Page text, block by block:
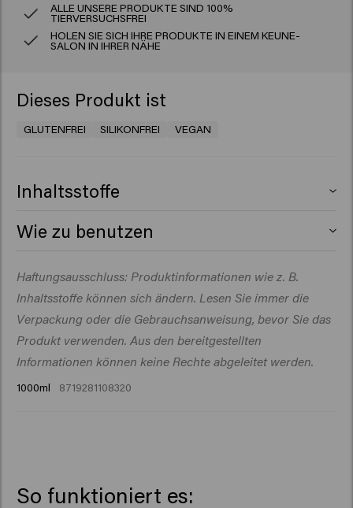
ALLE UNSERE PRODUKTE SIND 100%
TIERVERSUCHSFREI
HOLEN SIE SICH IHRE PRODUKTE IN EINEM KEUNE-
SALON IN IHRER NÄHE
Dieses Produkt ist
GLUTENFREI SILIKONFREI VEGAN
Inhaltsstoffe
Glycerin, Behentrimonium Chloride, Cetrimonium
Butyrospermum Parkii (Shea) Butter, Citric Acid, Sodium
Benzoate, Isopropyl Alcohol, Hydroxypropyl Starch
Phosphate, Tocopheryl Acetate, Opuntia Ficus-Indica
Stem Extract, Disodium Phosphate, Benzyl Salicylate,
Citronellol, Hydroxycitronellal, Limonene, Linalool.
Wie zu benutzen
geben. Den Conditioner ein bis drei Minuten einwirken
lassen. Gründlich ausspülen.
Haftungsausschluss: Produktinformationen wie z. B.
Inhaltsstoffe können sich ändern. Lesen Sie immer die
Verpackung oder die Gebrauchsanweisung, bevor Sie das
Produkt verwenden. Aus den bereitgestellten
Informationen können keine Rechte abgeleitet werden.
1000ml 8719281108320
So funktioniert es: